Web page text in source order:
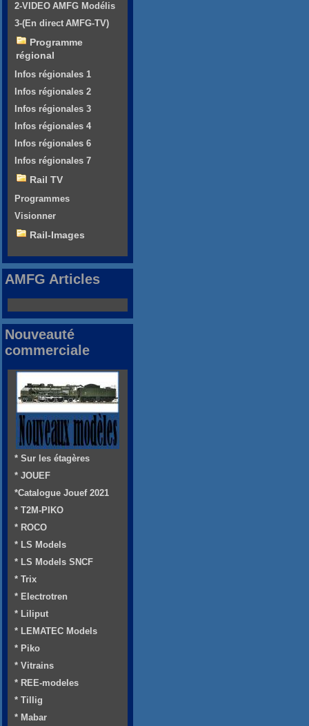
2-VIDEO AMFG Modélis
3-(En direct AMFG-TV)
Programme
régional
Infos régionales 1
Infos régionales 2
Infos régionales 3
Infos régionales 4
Infos régionales 6
Infos régionales 7
Rail TV
Programmes
Visionner
Rail-Images
AMFG Articles
Nouveauté
commerciale
* Sur les étagères
* JOUEF
*Catalogue Jouef 2021
* T2M-PIKO
* ROCO
* LS Models
* LS Models SNCF
* Trix
* Electrotren
* Liliput
* LEMATEC Models
* Piko
* Vitrains
* REE-modeles
* Tillig
* Mabar